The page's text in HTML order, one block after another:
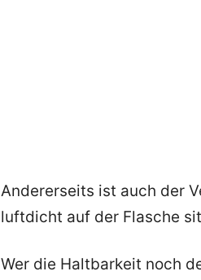
Andererseits ist auch der
luftdicht auf der Flasche
Wer die Haltbarkeit noch